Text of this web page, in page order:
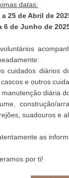
datas:
a 25 de Abril de
6 de Junho de
cuidados diários
e outros
manutenção diária
construção/
suadouros e
as
por ti!